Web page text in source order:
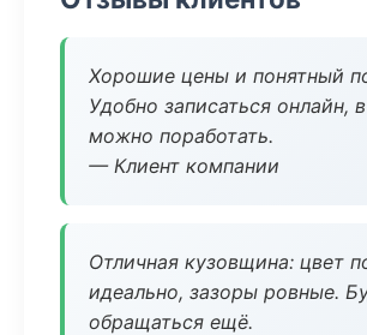
Хорошие цены и понятный
Удобно записаться онлайн,
можно поработать.
— Клиент компании
Отличная кузовщина: цвет
идеально, зазоры ровные.
обращаться ещё.